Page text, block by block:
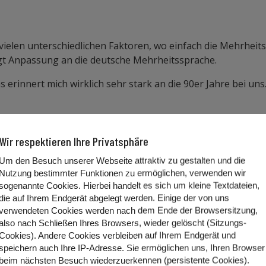
unterschiedlichen Faktoren, wo einfach die
an die deutsche Mehrheitssprache.
erinnert mich wirklich sehr stark an die 90er Jahre bei uns.
gehörlose Kinder miteinander kommunizieren können?
in ihrer Gebärdensprache, auch damals, halt
wenn man sich dann wieder
schön brav irgendwo seitlich. Die waren natürlich
Beispiel an Kindern von hörenden Eltern.
Wir respektieren Ihre Privatsphäre
Um den Besuch unserer Webseite attraktiv zu gestalten und die
Nutzung bestimmter Funktionen zu ermöglichen, verwenden wir
Cookies. Hierbei handelt es sich um kleine Textdateien,
auf Ihrem Endgerät abgelegt werden. Einige der von uns
Cookies werden nach dem Ende der Browsersitzung,
nach Schließen Ihres Browsers, wieder gelöscht (Sitzungs-
Andere Cookies verbleiben auf Ihrem Endgerät und
auch Ihre IP-Adresse. Sie ermöglichen uns, Ihren Browser
beim nächsten Besuch wiederzuerkennen (persistente Cookies).